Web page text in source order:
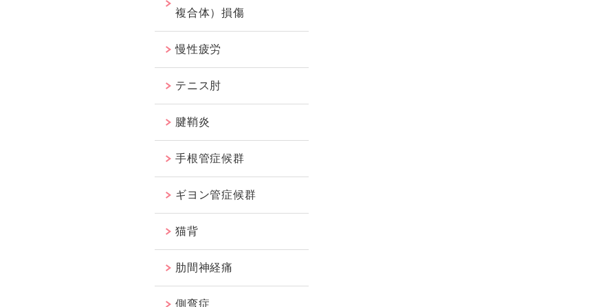
複合体）損傷
慢性疲労
テニス肘
腱鞘炎
手根管症候群
ギヨン管症候群
猫背
肋間神経痛
側弯症